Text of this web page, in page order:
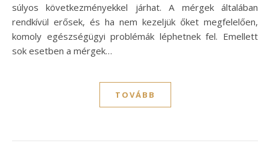
súlyos következményekkel járhat. A mérgek általában
rendkívül erősek, és ha nem kezeljük őket megfelelően,
komoly egészségügyi problémák léphetnek fel. Emellett
sok esetben a mérgek…
TOVÁBB